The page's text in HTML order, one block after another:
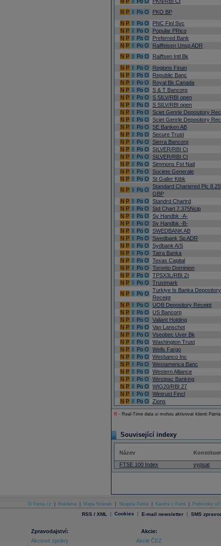
N P I Po O
PKO BP
N P I Po O
PNC Finl Svc
N P I Po O
Popular PRico
N P I Po O
Preferred Bank
N P I Po O
Raiffeisen Unsp ADR
N P I Po O
Raiffsen Intl Bk
N P I Po O
Regions Finan
N P I Po O
Republic Banc
N P I Po O
Royal Bk Canada
N P I Po O
S & T Bancorp
N P I Po O
S SILV/RBI open
N P I Po O
S SILV/RBI open
N P I Po O
Sciet Genrle Depository
N P I Po O
Sciet Genrle Depository
N P I Po O
SE Banken AB
N P I Po O
Secure Trust
N P I Po O
Sierra Bancorp
N P I Po O
SILVER/RBI Ct
N P I Po O
SILVER/RBI Ct
N P I Po O
Simmons Fst Natl
N P I Po O
Societe Generale
N P I Po O
St Galler Ktbk
N P I Po O
Standard Chartered Plc
GBP
N P I Po O
Standrd Chartrd
N P I Po O
Std Chart 7.375Ncip
N P I Po O
Sv Handbk -A-
N P I Po O
Sv Handbk -B-
N P I Po O
SWEDBANK AB
N P I Po O
Swedbank Sp ADR
N P I Po O
Sydbank A/S
N P I Po O
Tatra Banka
N P I Po O
Texas Capital
N P I Po O
Toronto Dominion
N P I Po O
TPSX3L/RBI Zt
N P I Po O
Trustmark
N P I Po O
Turkiye Is Banka Depository
Receipt
N P I Po O
UOB Depository Receipt
N P I Po O
US Bancorp
N P I Po O
Valiant Holding
N P I Po O
Van Lanschot
N P I Po O
Vseobec Uver Bk
N P I Po O
Washington Trust
N P I Po O
Wells Fargo
N P I Po O
Wesbanco Inc
N P I Po O
Westamerica Banc
N P I Po O
Western Alliance
N P I Po O
Westpac Banking
N P I Po O
WIG20/RBI 27
N P I Po O
Wintrust Fincl
N P I Po O Zions
R - Real-Time data si mohou aktivovat klienti
Související indexy
Název
FTSE 100 Index
vypsat
O Patria.cz Reklama Mapa Stránek Skupina Patria Kariéra v Patrii Podmínky
RSS / XML | Cookies | E-mail newsletter | SMS
Zpravodajství:
Akciové zprávy
Akcie:
Akcie ČEZ